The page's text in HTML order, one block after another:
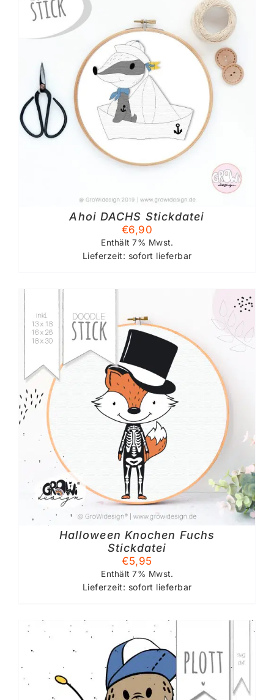
Ahoi DACHS Stickdatei
€6,90
Enthält 7% Mwst.
Lieferzeit: sofort lieferbar
Halloween Knochen Fuchs
Stickdatei
€5,95
Enthält 7% Mwst.
Lieferzeit: sofort lieferbar